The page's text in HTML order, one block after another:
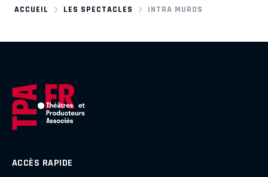
ACCUEIL LES SPECTACLES INTRA MUROS
ACCÈS RAPIDE